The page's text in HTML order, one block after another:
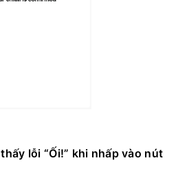
lỗi “Ối!” khi nhấp vào nút